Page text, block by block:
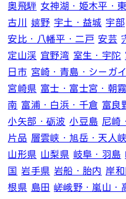
奥飛騨 女神湖・姫木平・
古川
嬉野 宇土・益城 宇部
安比・八幡平・二戸 安芸
定山渓 宜野湾 室生・宇陀
日市 宮崎・青島・シーガ
宮崎県 富士・富士宮・朝霧
南 富浦・白浜・千倉 富良
小矢部・砺波 小豆島 尼崎
片品 層雲峡・旭岳・天人峡
山形県 山梨県 岐阜・羽島
国 岩手県 岩船・胎内 岸
根県 島田 嵯峨野・嵐山・